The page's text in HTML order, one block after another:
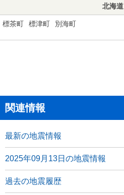
北海道
標茶町 標津町 別海町
関連情報
最新の地震情報
2025年09月13日の地震情報
過去の地震履歴